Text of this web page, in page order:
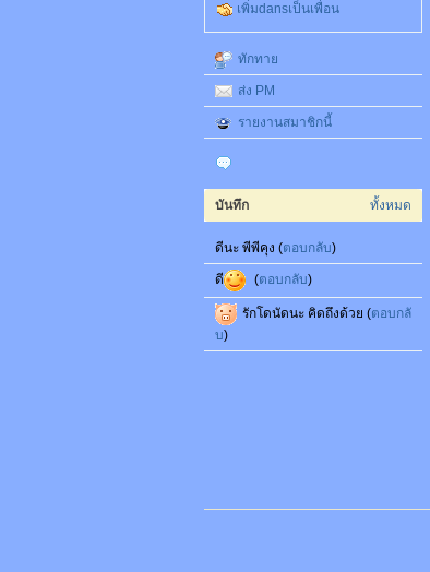
เพิ่มdansเป็นเพื่อน
ทักทาย
ส่ง PM
รายงานสมาชิกนี้
ทั้งหมด
บันทึก
ดีนะ พีพีคุง (ตอบกลับ)
ดี (ตอบกลับ)
รักโดนัดนะ คิดถึงด้วย (ตอบกลั
บ)